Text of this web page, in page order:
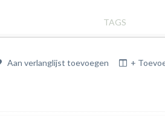
TAGS
Aan verlanglijst toevoegen +